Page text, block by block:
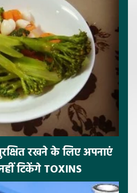
रखने के लिए अपनाएं
टिकेंगे TOXINS